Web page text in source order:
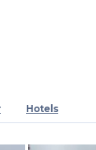
Hotels